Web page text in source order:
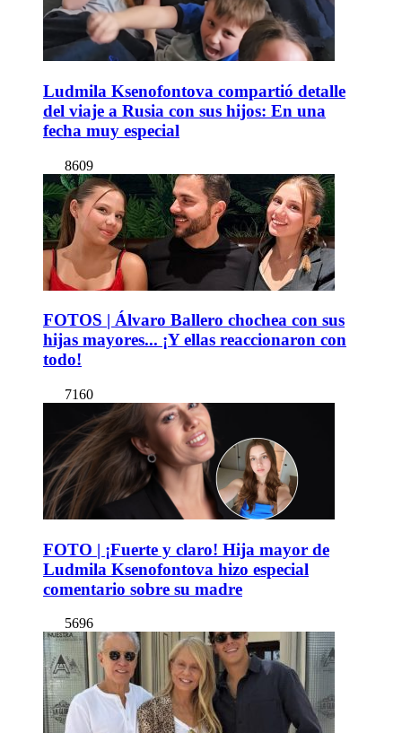
Ludmila Ksenofontova compartió detalle
del viaje a Rusia con sus hijos: En una
fecha muy especial
8609
FOTOS | Álvaro Ballero chochea con sus
hijas mayores... ¡Y ellas reaccionaron con
todo!
7160
FOTO | ¡Fuerte y claro! Hija mayor de
Ludmila Ksenofontova hizo especial
comentario sobre su madre
5696